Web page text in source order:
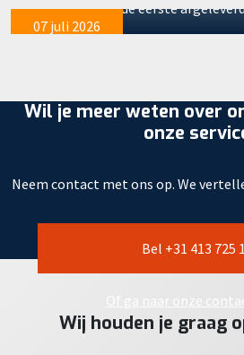
07 juli 2026
soepel door. Na de eerste
Wil je meer weten over
onze
Neem contact met ons op. We
Bel +31 413 725
Of ga naar onze
Wij houden je graag